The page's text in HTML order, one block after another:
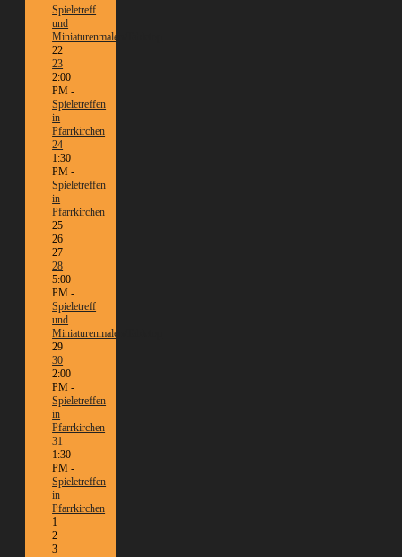
Spieletreff
und
Miniaturenmalen/Tabletop
22
23
2:00
PM -
Spieletreffen
in
Pfarrkirchen
24
1:30
PM -
Spieletreffen
in
Pfarrkirchen
25
26
27
28
5:00
PM -
Spieletreff
und
Miniaturenmalen/Tabletop
29
30
2:00
PM -
Spieletreffen
in
Pfarrkirchen
31
1:30
PM -
Spieletreffen
in
Pfarrkirchen
1
2
3